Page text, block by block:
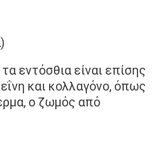
εντόσθια είναι επίσης
και κολλαγόνο, όπως
ο ζωμός από